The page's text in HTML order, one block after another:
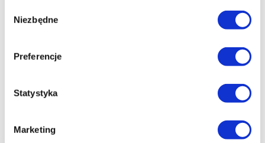
zgody
Niezbędne
Preferencje
Statystyka
Marketing
Polmar® Skórzane Klapki Męskie Zakryte Palce